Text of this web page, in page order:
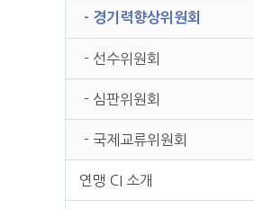
- 경기력향상위원회
- 선수위원회
- 심판위원회
- 국제교류위원회
연맹 CI 소개